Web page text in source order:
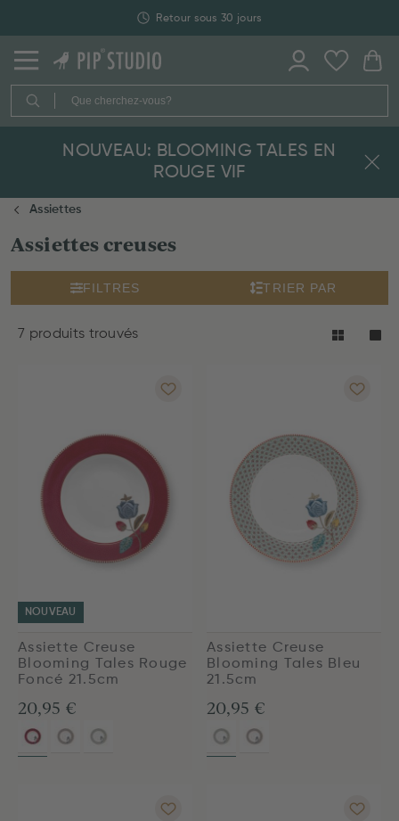
Retour sous 30 jours
NOUVEAU: BLOOMING TALES EN
ROUGE VIF
Assiettes
Assiettes creuses
FILTRES TRIER PAR
7 produits trouvés
NOUVEAU
Assiette Creuse
Blooming Tales Rouge
Foncé 21.5cm
20,95 €
Assiette Creuse
Blooming Tales Bleu
21.5cm
20,95 €